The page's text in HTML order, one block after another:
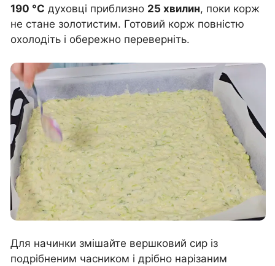
190 °C духовці приблизно 25 хвилин, поки корж
не стане золотистим. Готовий корж повністю
охолодіть і обережно переверніть.
Для начинки змішайте вершковий сир із
подрібненим часником і дрібно нарізаним